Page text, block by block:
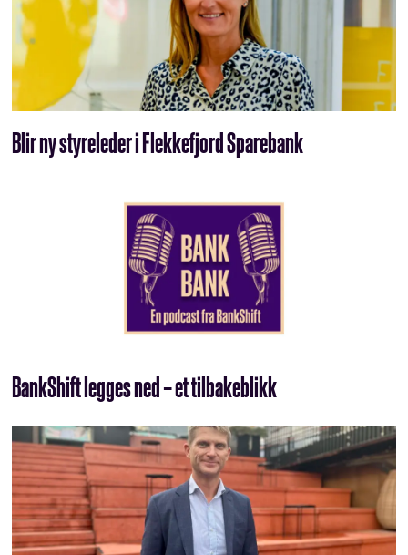
Blir ny styreleder i Flekkefjord Sparebank
BankShift legges ned – et tilbakeblikk